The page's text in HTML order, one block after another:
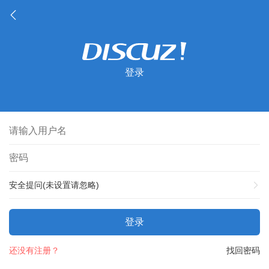
登录
安全提问(未设置请忽略)
登录
找回密码
还没有注册？